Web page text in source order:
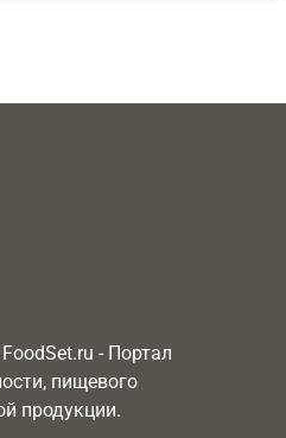
- Портал
пищевого
продукции.